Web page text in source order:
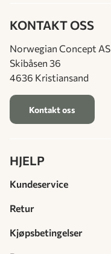
KONTAKT OSS
Norwegian Concept AS
Skibåsen 36
4636 Kristiansand
Kontakt oss
HJELP
Kundeservice
Retur
Kjøpsbetingelser